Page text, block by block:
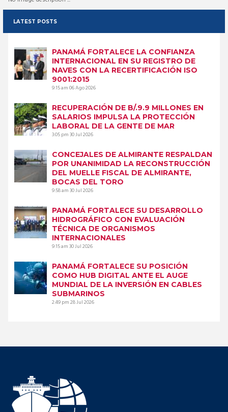
LATEST POSTS
PANAMÁ FORTALECE LA CONFIANZA
INTERNACIONAL EN SU REGISTRO DE
NAVES CON LA RECERTIFICACIÓN ISO
9001:2015
9:15 am06 Ago 2026
RECUPERACIÓN DE B/.9.9 MILLONES EN
SALARIOS IMPULSA LA PROTECCIÓN
LABORAL DE LA GENTE DE MAR
3:05 pm30 Jul 2026
CONCEJALES DE ALMIRANTE RESPALDAN
POR UNANIMIDAD LA RECONSTRUCCIÓN
DEL MUELLE FISCAL DE ALMIRANTE,
BOCAS DEL TORO
9:58 am30 Jul 2026
PANAMÁ FORTALECE SU DESARROLLO
HIDROGRÁFICO CON EVALUACIÓN
TÉCNICA DE ORGANISMOS
INTERNACIONALES
9:15 am30 Jul 2026
PANAMÁ FORTALECE SU POSICIÓN
COMO HUB DIGITAL ANTE EL AUGE
MUNDIAL DE LA INVERSIÓN EN CABLES
SUBMARINOS
2:49 pm28 Jul 2026